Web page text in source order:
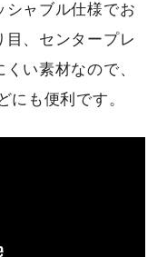
シャブル仕様でお
、センタープレ
い素材なので、
にも便利です。